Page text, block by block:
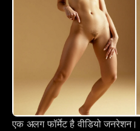
एक अलग फॉर्मेट है वीडियो